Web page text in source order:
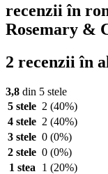
recenzii în
Rosemary &
2 recenzii în
3,8 din 5 stele
5 stele 2 (40%)
4 stele 2 (40%)
3 stele 0 (0%)
2 stele 0 (0%)
1 stea
1 (20%)